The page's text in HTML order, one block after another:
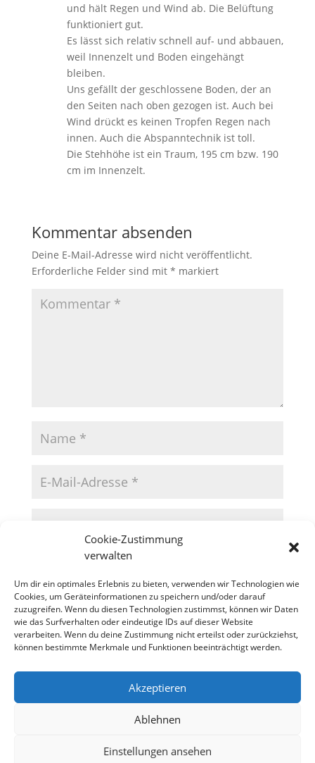
Cookie-Zustimmung
verwalten
Um dir ein optimales Erlebnis zu bieten, verwenden wir Technologien wie
Cookies, um Geräteinformationen zu speichern und/oder darauf
zuzugreifen. Wenn du diesen Technologien zustimmst, können wir Daten
wie das Surfverhalten oder eindeutige IDs auf dieser Website
verarbeiten. Wenn du deine Zustimmung nicht erteilst oder zurückziehst,
können bestimmte Merkmale und Funktionen beeinträchtigt werden.
Akzeptieren
Ablehnen
Einstellungen ansehen
und hält Regen und Wind ab. Die Belüftung
funktioniert gut.
Es lässt sich relativ schnell auf- und abbauen,
weil Innenzelt und Boden eingehängt
bleiben.
Uns gefällt der geschlossene Boden, der an
den Seiten nach oben gezogen ist. Auch bei
Wind drückt es keinen Tropfen Regen nach
innen. Auch die Abspanntechnik ist toll.
Die Stehhöhe ist ein Traum, 195 cm bzw. 190
cm im Innenzelt.
Kommentar absenden
Deine E-Mail-Adresse wird nicht veröffentlicht.
Erforderliche Felder sind mit * markiert
Datenschutzerklärung
Impressum
Cookie-Richtlinie (EU)